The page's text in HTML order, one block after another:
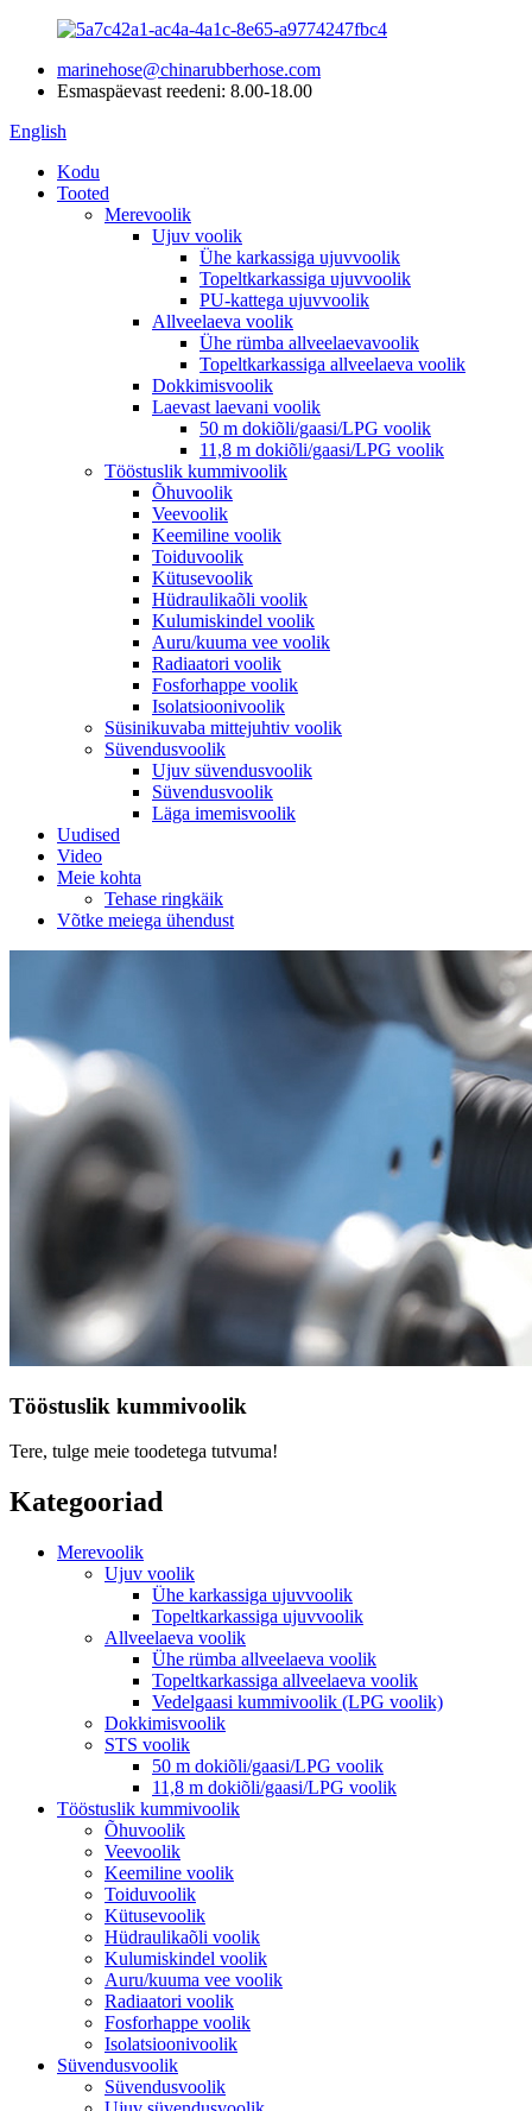
marinehose@chinarubberhose.com
Esmaspäevast reedeni: 8.00-18.00
English
Kodu
Tooted
Merevoolik
Ujuv voolik
Ühe karkassiga ujuvvoolik
Topeltkarkassiga ujuvvoolik
PU-kattega ujuvvoolik
Allveelaeva voolik
Ühe rümba allveelaevavoolik
Topeltkarkassiga allveelaeva voolik
Dokkimisvoolik
Laevast laevani voolik
50 m dokiõli/gaasi/LPG voolik
11,8 m dokiõli/gaasi/LPG voolik
Tööstuslik kummivoolik
Õhuvoolik
Veevoolik
Keemiline voolik
Toiduvoolik
Kütusevoolik
Hüdraulikaõli voolik
Kulumiskindel voolik
Auru/kuuma vee voolik
Radiaatori voolik
Fosforhappe voolik
Isolatsioonivoolik
Süsinikuvaba mittejuhtiv voolik
Süvendusvoolik
Ujuv süvendusvoolik
Süvendusvoolik
Läga imemisvoolik
Uudised
Video
Meie kohta
Tehase ringkäik
Võtke meiega ühendust
Tööstuslik kummivoolik
Tere, tulge meie toodetega tutvuma!
Kategooriad
Merevoolik
Ujuv voolik
Ühe karkassiga ujuvvoolik
Topeltkarkassiga ujuvvoolik
Allveelaeva voolik
Ühe rümba allveelaeva voolik
Topeltkarkassiga allveelaeva voolik
Vedelgaasi kummivoolik (LPG voolik)
Dokkimisvoolik
STS voolik
50 m dokiõli/gaasi/LPG voolik
11,8 m dokiõli/gaasi/LPG voolik
Tööstuslik kummivoolik
Õhuvoolik
Veevoolik
Keemiline voolik
Toiduvoolik
Kütusevoolik
Hüdraulikaõli voolik
Kulumiskindel voolik
Auru/kuuma vee voolik
Radiaatori voolik
Fosforhappe voolik
Isolatsioonivoolik
Süvendusvoolik
Süvendusvoolik